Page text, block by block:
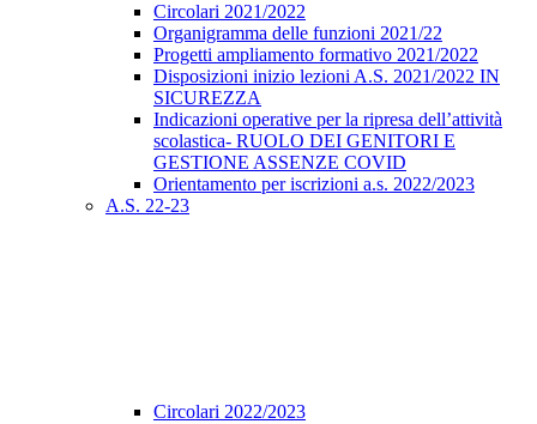
Circolari 2021/2022
Organigramma delle funzioni 2021/22
Progetti ampliamento formativo 2021/2022
Disposizioni inizio lezioni A.S. 2021/2022 IN
SICUREZZA
Indicazioni operative per la ripresa dell’attività
scolastica- RUOLO DEI GENITORI E
GESTIONE ASSENZE COVID
Orientamento per iscrizioni a.s. 2022/2023
A.S. 22-23
Circolari 2022/2023